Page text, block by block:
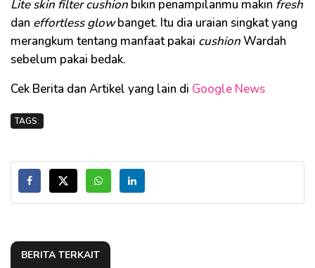
Lite skin filter cushion bikin penampilanmu makin fresh
dan effortless glowbanget. Itu dia uraian singkat yang
merangkum tentang manfaat pakai cushionWardah
sebelum pakai bedak.
Cek Berita dan Artikel yang lain di Google News
TAGS:
BERITA TERKAIT